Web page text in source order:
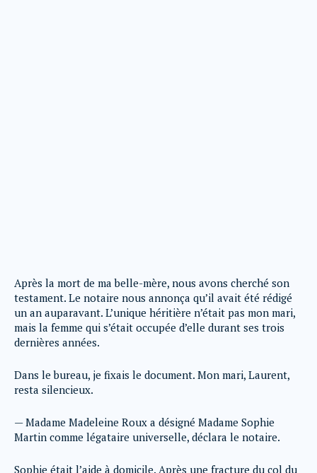
Après la mort de ma belle-mère, nous avons cherché son
testament. Le notaire nous annonça qu’il avait été rédigé
un an auparavant. L’unique héritière n’était pas mon mari,
mais la femme qui s’était occupée d’elle durant ses trois
dernières années.
Dans le bureau, je fixais le document. Mon mari, Laurent,
resta silencieux.
— Madame Madeleine Roux a désigné Madame Sophie
Martin comme légataire universelle, déclara le notaire.
Sophie était l’aide à domicile. Après une fracture du col du